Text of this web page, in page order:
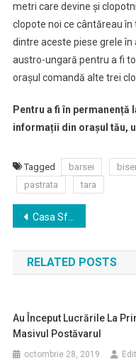
metri care devine și
clopote noi ce cântăreau în
dintre aceste piese grele
austro-ungară pentru a fi
orașul comandă alte trei
Pentru a fi în
informații din orașul tău,
Tagged barsei
pastrata
tara
Navigare
în
articole
Casa Sfatului – primăria de altădată a municipiului Brașov
RELATED POSTS
Au Început Lucrările La
Masivul Postăvarul
octombrie 28, 2019